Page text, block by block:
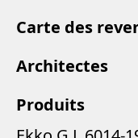
Carte des
Architectes
Produits